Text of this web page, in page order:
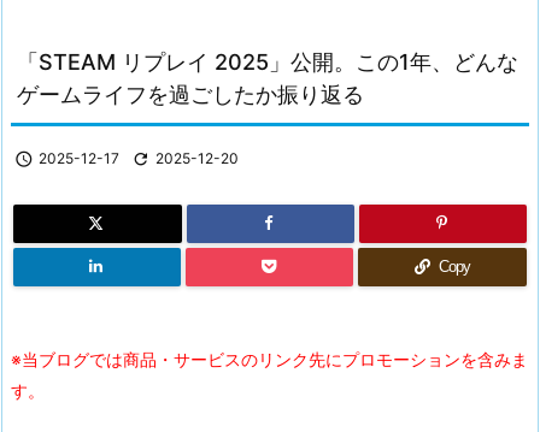
「STEAM リプレイ 2025」公開。この1年、どんな
ゲームライフを過ごしたか振り返る
 2025-12-17  2025-12-20
Copy
※当ブログでは商品・サービスのリンク先にプロモーションを含みま
す。